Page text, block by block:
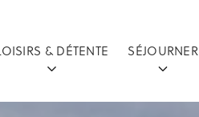
& DÉTENTE SÉJOURNER